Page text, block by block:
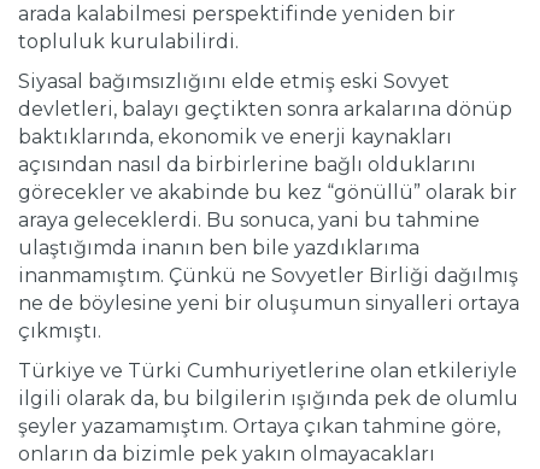
arada kalabilmesi perspektifinde yeniden bir
topluluk kurulabilirdi.
Siyasal bağımsızlığını elde etmiş eski Sovyet
devletleri, balayı geçtikten sonra arkalarına dönüp
baktıklarında, ekonomik ve enerji kaynakları
açısından nasıl da birbirlerine bağlı olduklarını
görecekler ve akabinde bu kez “gönüllü” olarak bir
araya geleceklerdi. Bu sonuca, yani bu tahmine
ulaştığımda inanın ben bile yazdıklarıma
inanmamıştım. Çünkü ne Sovyetler Birliği dağılmış
ne de böylesine yeni bir oluşumun sinyalleri ortaya
çıkmıştı.
Türkiye ve Türki Cumhuriyetlerine olan etkileriyle
ilgili olarak da, bu bilgilerin ışığında pek de olumlu
şeyler yazamamıştım. Ortaya çıkan tahmine göre,
onların da bizimle pek yakın olmayacakları